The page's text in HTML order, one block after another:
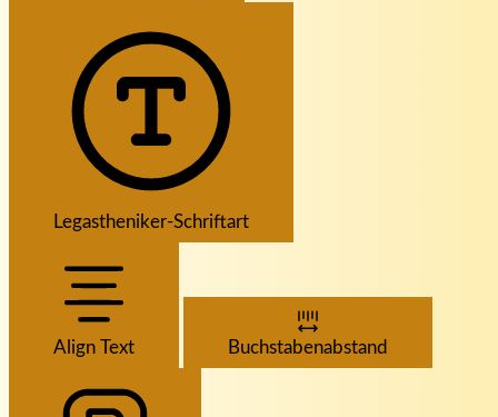
Legastheniker-Schriftart
Align Text Buchstabenabstand